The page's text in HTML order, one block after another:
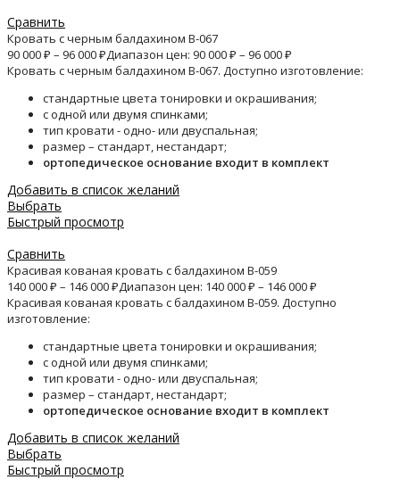
Сравнить
Кровать с черным балдахином B-067
90 000₽ – 96 000₽Диапазон цен: 90 000 ₽ – 96 000 ₽
Кровать с черным балдахином B-067. Доступно изготовление:
стандартные цвета тонировки и окрашивания;
с одной или двумя спинками;
тип кровати - одно- или двуспальная;
размер – стандарт, нестандарт;
ортопедическое основание входит в комплект
Добавить в список желаний
Выбрать
Быстрый просмотр
Сравнить
Красивая кованая кровать с балдахином B-059
140 000₽ – 146 000₽Диапазон цен: 140 000 ₽ – 146 000 ₽
Красивая кованая кровать с балдахином B-059. Доступно
изготовление:
стандартные цвета тонировки и окрашивания;
с одной или двумя спинками;
тип кровати - одно- или двуспальная;
размер – стандарт, нестандарт;
ортопедическое основание входит в комплект
Добавить в список желаний
Выбрать
Быстрый просмотр